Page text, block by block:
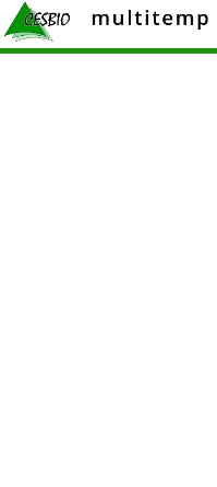
Skip
to
content